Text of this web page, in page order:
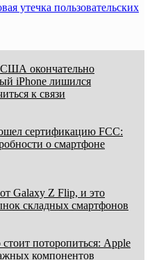
утечка пользовательских
окончательно
iPhone лишился
к связи
сертификацию FCC:
о смартфоне
Galaxy Z Flip, и это
складных смартфонов
поторопиться: Apple
компонентов